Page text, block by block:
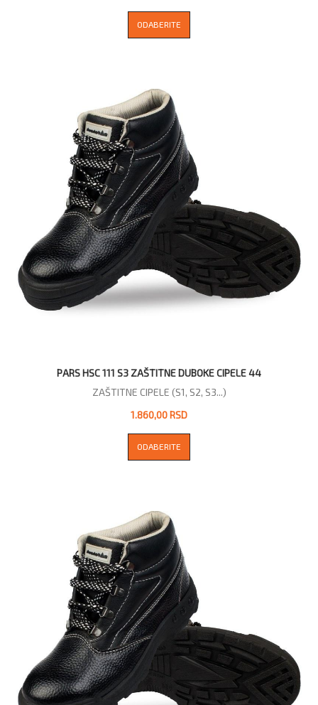
ODABERITE
PARS HSC 111 S3 ZAŠTITNE DUBOKE CIPELE 44
ZAŠTITNE CIPELE (S1, S2, S3...)
1.860,00 RSD
ODABERITE